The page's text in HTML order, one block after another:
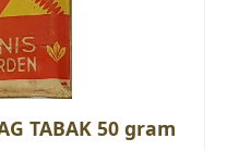
TABAK 50 gram